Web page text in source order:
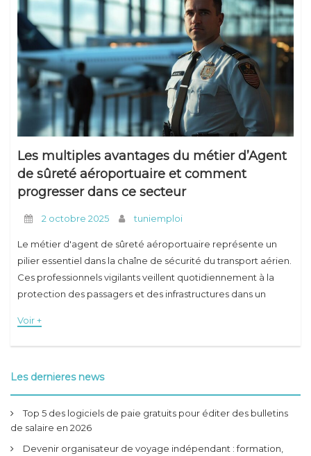
Employeur
Coaching
Conseils
Les multiples avantages du métier d’Agent
de sûreté aéroportuaire et comment
progresser dans ce secteur
2 octobre 2025 tuniemploi
Le métier d'agent de sûreté aéroportuaire représente un
pilier essentiel dans la chaîne de sécurité du transport aérien.
Ces professionnels vigilants veillent quotidiennement à la
protection des passagers et des infrastructures dans un
Voir +
Les dernieres news
Top 5 des logiciels de paie gratuits pour éditer des bulletins
de salaire en 2026
Devenir organisateur de voyage indépendant : formation,